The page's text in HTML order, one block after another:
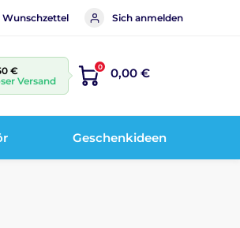
Wunschzettel Sich anmelden
€
Versand
0 0,00 €
Geschenkideen